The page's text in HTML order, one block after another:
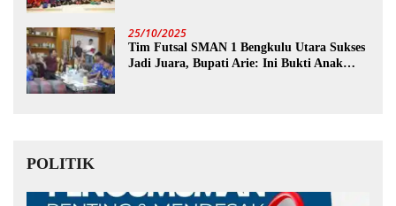
25/10/2025
Tim Futsal SMAN 1 Bengkulu Utara Sukses
Jadi Juara, Bupati Arie: Ini Bukti Anak
POLITIK